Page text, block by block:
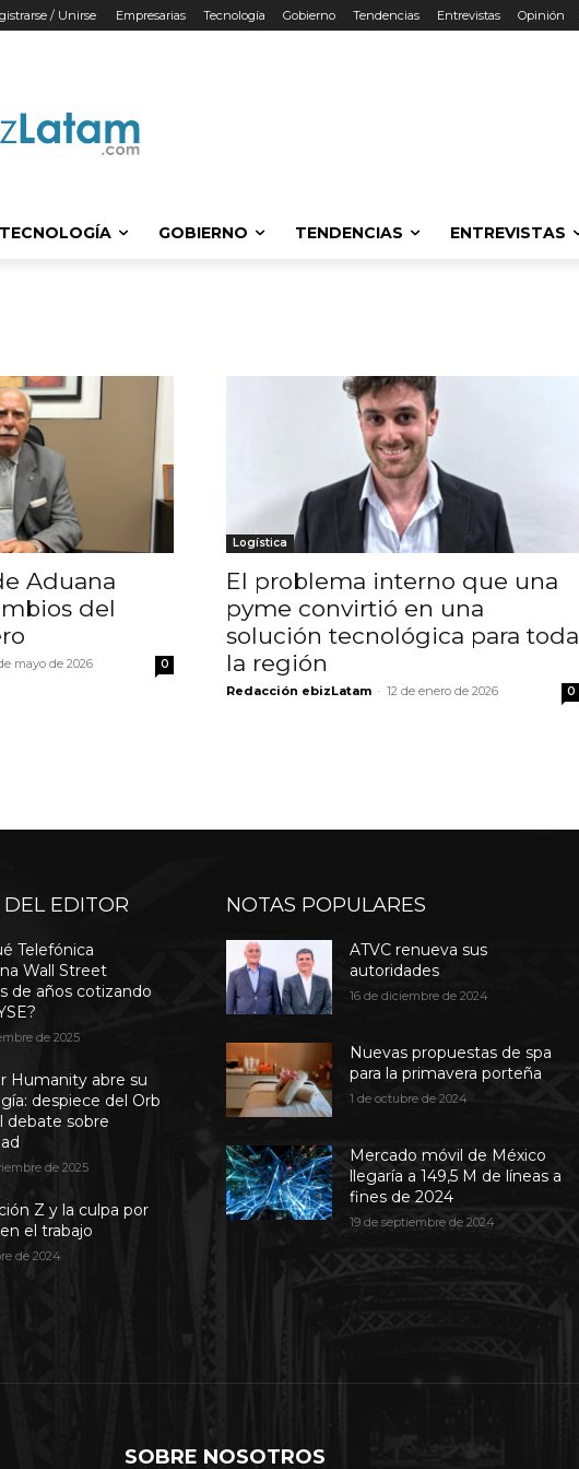
/ Unirse Empresarias Tecnología Gobierno Tendencias Entrevistas Opinión
TECNOLOGÍA GOBIERNO TENDENCIAS ENTREVISTAS
Aduana
del
mayo de 2026 0
Logística
El problema interno que una
pyme convirtió en una
solución tecnológica para toda
la región
Redacción ebizLatam - 12 de enero de 2026 0
EDITOR
Telefónica
Wall Street
de años cotizando
de 2025
Humanity abre su
despiece del Orb
debate sobre
de 2025
Z y la culpa por
el trabajo
de 2024
NOTAS POPULARES
ATVC renueva sus
autoridades
16 de diciembre de 2024
Nuevas propuestas de spa
para la primavera porteña
1 de octubre de 2024
Mercado móvil de México
llegaría a 149,5 M de líneas a
fines de 2024
19 de septiembre de 2024
SOBRE NOSOTROS